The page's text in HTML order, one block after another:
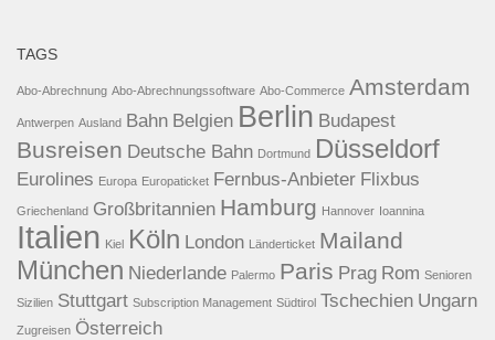
TAGS
Abo-Abrechnung Abo-Abrechnungssoftware Abo-Commerce Amsterdam
Antwerpen Ausland Bahn Belgien Berlin Budapest
Busreisen Deutsche Bahn Dortmund Düsseldorf
Eurolines Europa Europaticket Fernbus-Anbieter Flixbus
Griechenland Großbritannien Hamburg Hannover Ioannina
Italien Kiel Köln London Länderticket Mailand
München Niederlande Palermo Paris Prag Rom Senioren
Sizilien Stuttgart Subscription Management Südtirol Tschechien Ungarn
Zugreisen Österreich